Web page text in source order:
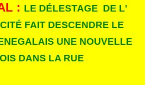
: LE DÉLESTAGE DE L'
FAIT DESCENDRE LE
UNE NOUVELLE
DANS LA RUE